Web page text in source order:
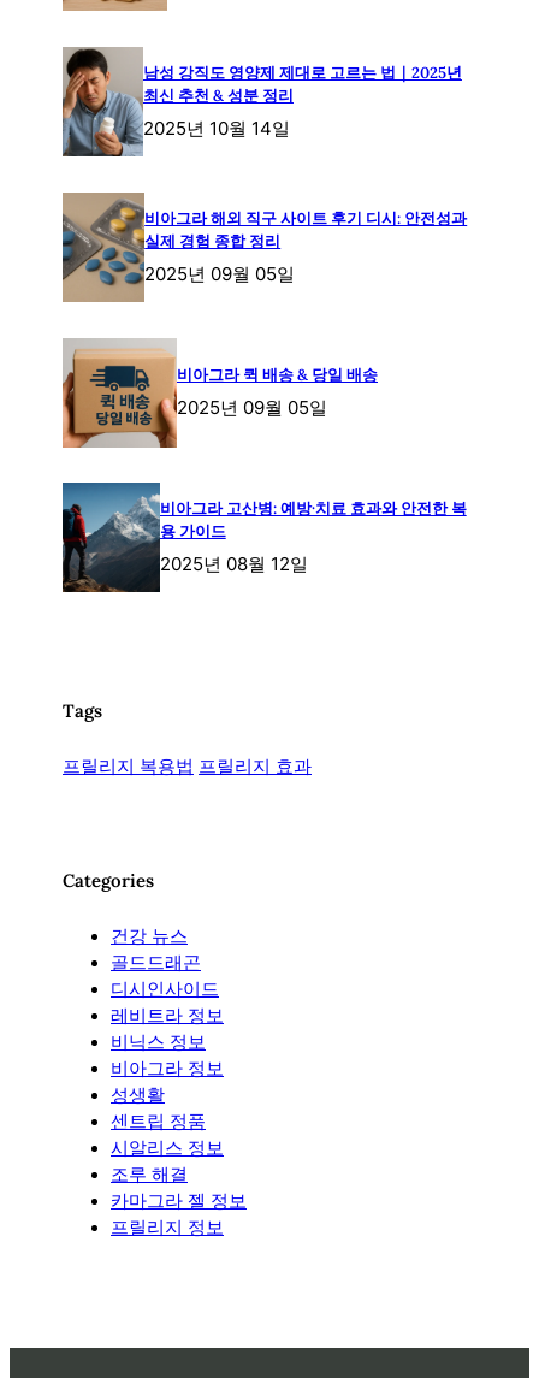
남성 강직도 영양제 제대로 고르는 법｜2025년
최신 추천 & 성분 정리
2025년 10월 14일
비아그라 해외 직구 사이트 후기 디시: 안전성과
실제 경험 종합 정리
2025년 09월 05일
비아그라 퀵 배송 & 당일 배송
2025년 09월 05일
비아그라 고산병: 예방·치료 효과와 안전한 복
용 가이드
2025년 08월 12일
Tags
프릴리지 복용법 프릴리지 효과
Categories
건강 뉴스
골드드래곤
디시인사이드
레비트라 정보
비닉스 정보
비아그라 정보
성생활
센트립 정품
시알리스 정보
조루 해결
카마그라 젤 정보
프릴리지 정보